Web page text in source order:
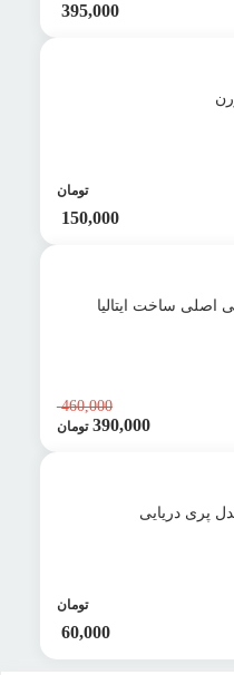
395,000
150,000
تومان
460,000
اصلی:
390,000 تومان
قیمت
فعلی:
پری دریایی
60,000
تومان